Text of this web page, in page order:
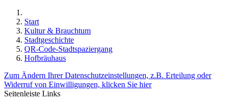
Start
Kultur & Brauchtum
Stadtgeschichte
QR-Code-Stadtspaziergang
Hofbräuhaus
Zum Ändern Ihrer Datenschutzeinstellungen, z.B. Erteilung oder
Widerruf von Einwilligungen, klicken Sie hier
Seitenleiste Links